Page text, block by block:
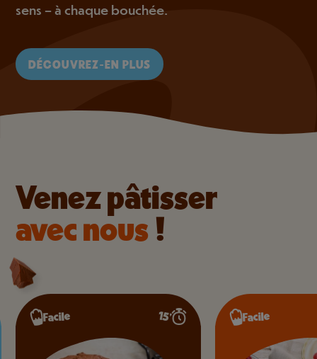
sens – à chaque bouchée.
DÉCOUVREZ-EN PLUS
Venez pâtisser
avec nous!
Facile 15’ Facile